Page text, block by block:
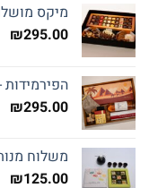
מיקס
₪295.00
הפירמידות
₪295.00
משלוח
₪125.00